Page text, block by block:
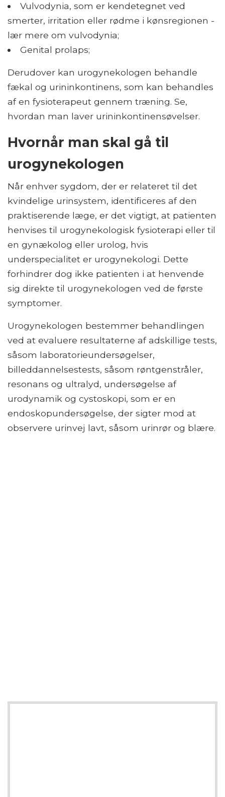
Vulvodynia, som er kendetegnet ved
smerter, irritation eller rødme i kønsregionen -
lær mere om vulvodynia;
Genital prolaps;
Derudover kan urogynekologen behandle
fækal og urininkontinens, som kan behandles
af en fysioterapeut gennem træning. Se,
hvordan man laver urininkontinensøvelser.
Hvornår man skal gå til
urogynekologen
Når enhver sygdom, der er relateret til det
kvindelige urinsystem, identificeres af den
praktiserende læge, er det vigtigt, at patienten
henvises til urogynekologisk fysioterapi eller til
en gynækolog eller urolog, hvis
underspecialitet er urogynekologi. Dette
forhindrer dog ikke patienten i at henvende
sig direkte til urogynekologen ved de første
symptomer.
Urogynekologen bestemmer behandlingen
ved at evaluere resultaterne af adskillige tests,
såsom laboratorieundersøgelser,
billeddannelsestests, såsom røntgenstråler,
resonans og ultralyd, undersøgelse af
urodynamik og cystoskopi, som er en
endoskopundersøgelse, der sigter mod at
observere urinvej lavt, såsom urinrør og blære.